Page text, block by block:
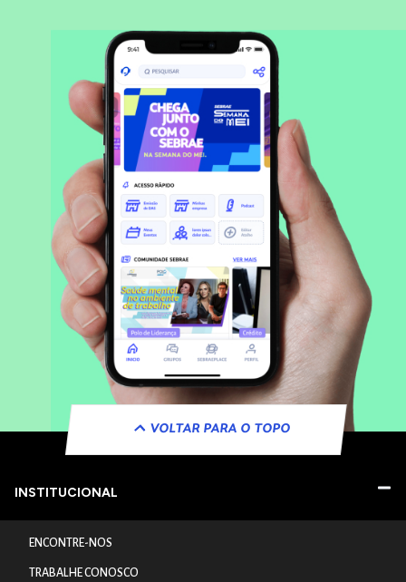
VOLTAR PARA O TOPO
INSTITUCIONAL
ENCONTRE-NOS
TRABALHE CONOSCO